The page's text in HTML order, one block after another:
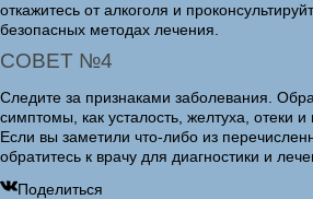
откажитесь от алкоголя и
безопасных методах лечения.
СОВЕТ №4
Следите за признаками заболевания.
симптомы, как усталость, желтуха, отеки и
Если вы заметили что-либо из
обратитесь к врачу для диагностики и
Поделиться